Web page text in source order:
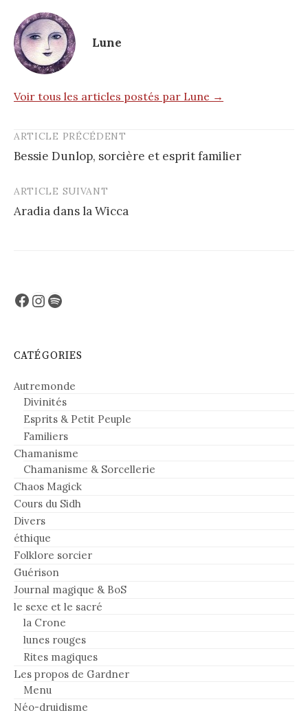
Lune
Voir tous les articles postés par Lune →
Post
navigation
ARTICLE PRÉCÉDENT
Bessie Dunlop, sorcière et esprit familier
ARTICLE SUIVANT
Aradia dans la Wicca
Facebook
Instagram
Spotify
CATÉGORIES
Autremonde
Divinités
Esprits & Petit Peuple
Familiers
Chamanisme
Chamanisme & Sorcellerie
Chaos Magick
Cours du Sidh
Divers
éthique
Folklore sorcier
Guérison
Journal magique & BoS
le sexe et le sacré
la Crone
lunes rouges
Rites magiques
Les propos de Gardner
Menu
Néo-druidisme